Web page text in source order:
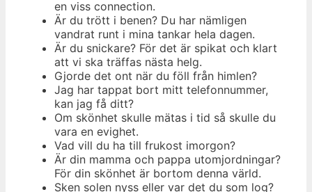
en viss connection.
Är du trött i benen? Du har nämligen
vandrat runt i mina tankar hela dagen.
Är du snickare? För det är spikat och klart
att vi ska träffas nästa helg.
Gjorde det ont när du föll från himlen?
Jag har tappat bort mitt telefonnummer,
kan jag få ditt?
Om skönhet skulle mätas i tid så skulle du
vara en evighet.
Vad vill du ha till frukost imorgon?
Är din mamma och pappa utomjordningar?
För din skönhet är bortom denna värld.
Sken solen nyss eller var det du som log?